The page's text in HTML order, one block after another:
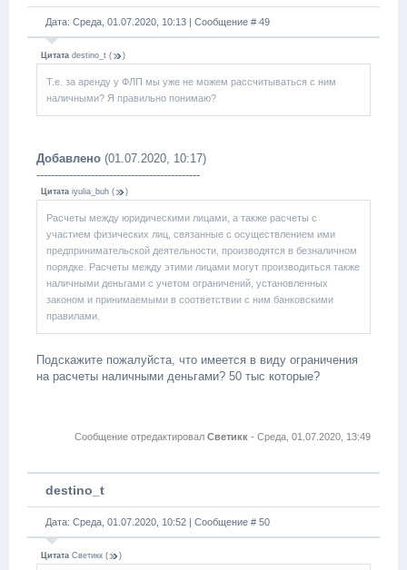
Дата: Среда, 01.07.2020, 10:13 | Сообщение # 49
Цитата destino_t ( )
Т.е. за аренду у ФЛП мы уже не можем рассчитываться с ним
наличными? Я правильно понимаю?
Добавлено (01.07.2020, 10:17)
---------------------------------------------
Цитата iyulia_buh ( )
Расчеты между юридическими лицами, а также расчеты с
участием физических лиц, связанные с осуществлением ими
предпринимательской деятельности, производятся в безналичном
порядке. Расчеты между этими лицами могут производиться также
наличными деньгами с учетом ограничений, установленных
законом и принимаемыми в соответствии с ним банковскими
правилами.
Подскажите пожалуйста, что имеется в виду ограничения
на расчеты наличными деньгами? 50 тыс которые?
Сообщение отредактировал Светикк - Среда, 01.07.2020, 13:49
destino_t
Дата: Среда, 01.07.2020, 10:52 | Сообщение # 50
Цитата Светикк ( )